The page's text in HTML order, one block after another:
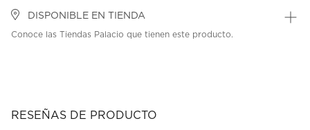
DISPONIBLE EN TIENDA
Conoce las Tiendas Palacio que tienen este producto.
RESEÑAS DE PRODUCTO